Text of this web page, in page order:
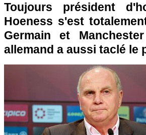
Toujours président
Hoeness s'est
Germain et
allemand a aussi taclé le